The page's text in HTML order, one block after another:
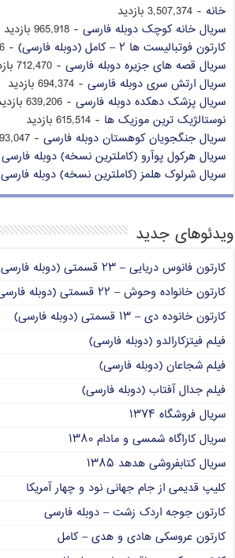
خانه - 3,507,374 بازدید
سریال خانه کوچک دوبله فارسی - 965,918 بازدید
کارتون فوتبالیست ها ۲ – کامل (دوبله فارسی)
- 834,666 بازدید
سریال قصه های جزیره دوبله فارسی - 712,470 بازدید
سریال ارتش سری دوبله فارسی - 694,374 بازدید
سریال پزشک دهکده دوبله فارسی - 639,206 بازدید
نوستالژیک ترین موزیک ها - 615,514 بازدید
سریال جنگجویان کوهستان دوبله فارسی - 593,047 بازدید
سریال هرکول پوآرو (کاملترین نسخه) دوبله فارسی
سریال شرلوک هلمز (کاملترین نسخه) دوبله فارسی
ویدئوهای جدید
کارتون فانوس دریایی – ۲۳ قسمتی (دوبله فارسی)
کارتون خانواده وحوش – ۲۲ قسمتی (دوبله فارسی)
کارتون خانوده دی – ۱۳ قسمتی (دوبله فارسی)
فیلم فیتزکارالدو (دوبله فارسی)
فیلم شجاعان (دوبله فارسی)
فیلم جدال آفتاب (دوبله فارسی)
سریال فروشگاه ۱۳۷۴
سریال کاراگاه شمسی و مادام ۱۳۸۰
سریال کتابفروشی هدهد ۱۳۸۵
کلیپ قدیمی از جام جهانی نود و چهار آمریکا
کارتون جوجه اردک زشت – دوبله فارسی
کارتون عروسکی هادی و هدی – کامل